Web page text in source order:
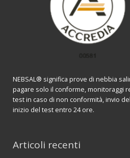
NEBSAL® significa prove di nebbia
pagare solo il conforme, monitoraggi
test in caso di non conformità, invio
inizio del test entro 24 ore.
Articoli recenti